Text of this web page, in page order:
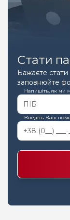
Стати
Бажаєте
заповнюйте
Напишіть, як ми
Введіть Ваш